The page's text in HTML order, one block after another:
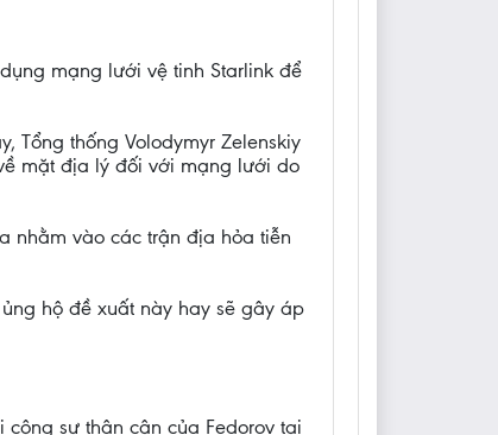
mạng lưới vệ tinh Starlink để
Tổng thống Volodymyr Zelenskiy
mặt địa lý đối với mạng lưới do
nhằm vào các trận địa hỏa tiễn
hộ đề xuất này hay sẽ gây áp
sự thân cận của Fedorov tại